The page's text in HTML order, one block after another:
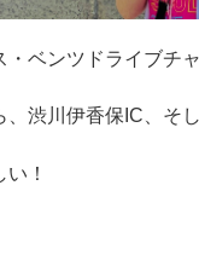
・ベンツドライブチ
、渋川伊香保IC、そ
い！